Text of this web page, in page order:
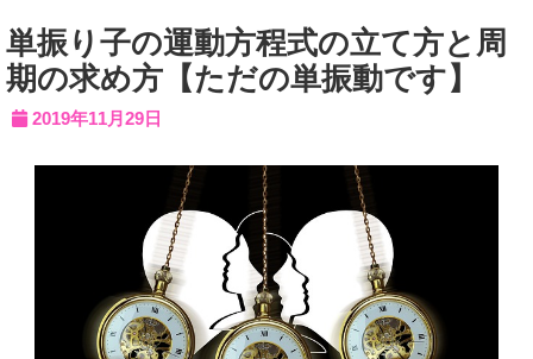
単振り子の運動方程式の立て方と周
期の求め方【ただの単振動です】
2019年11月29日